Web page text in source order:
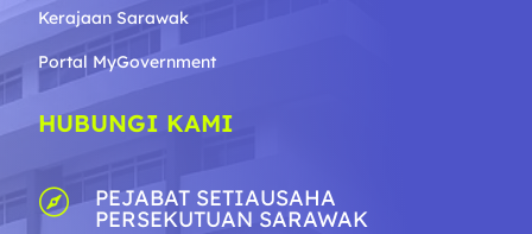
Kerajaan Sarawak
Portal MyGovernment
HUBUNGI KAMI
 PEJABAT SETIAUSAHA
PERSEKUTUAN SARAWAK